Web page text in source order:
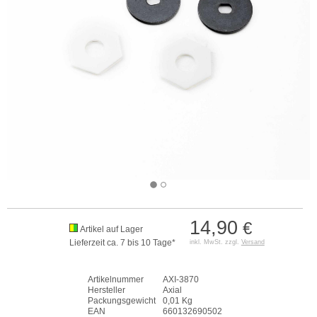
14,90 €
inkl. MwSt. zzgl. Versand
Artikel auf Lager
Lieferzeit ca. 7 bis 10 Tage*
Artikelnummer
AXI-3870
Hersteller
Axial
Packungsgewicht
0,01 Kg
EAN
660132690502